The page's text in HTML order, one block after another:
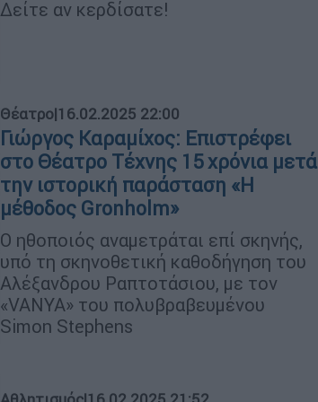
Δείτε αν κερδίσατε!
Θέατρο|16.02.2025 22:00
Γιώργος Καραμίχος: Επιστρέφει
στο Θέατρο Τέχνης 15 χρόνια μετά
την ιστορική παράσταση «Η
μέθοδος Gronholm»
Ο ηθοποιός αναμετράται επί σκηνής,
υπό τη σκηνοθετική καθοδήγηση του
Αλέξανδρου Ραπτοτάσιου, με τον
«VANYA» του πολυβραβευμένου
Simon Stephens